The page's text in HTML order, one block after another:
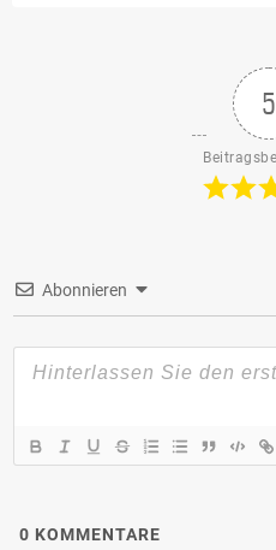
5
Abonnieren
0 KOMMENTARE